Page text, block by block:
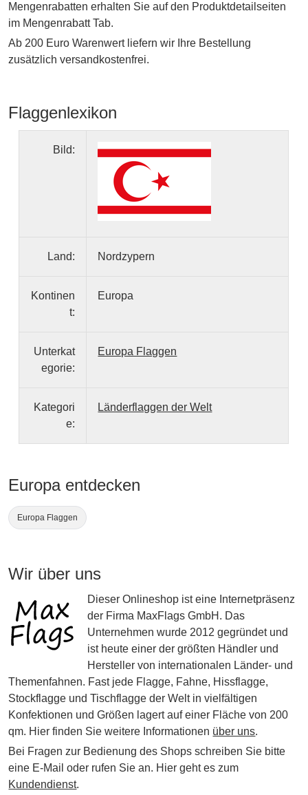
Mengenrabatten erhalten Sie auf den Produktdetailseiten
im Mengenrabatt Tab.
Ab 200 Euro Warenwert liefern wir Ihre Bestellung
zusätzlich versandkostenfrei.
Flaggenlexikon
Bild:
Land: Nordzypern
Kontinen
t:
Europa
Unterkat
egorie:
Europa Flaggen
Kategori
e:
Länderflaggen der Welt
Europa entdecken
Europa Flaggen
Wir über uns
Dieser Onlineshop ist eine Internetpräsenz
der Firma MaxFlags GmbH. Das
Unternehmen wurde 2012 gegründet und
ist heute einer der größten Händler und
Hersteller von internationalen Länder- und
Themenfahnen. Fast jede Flagge, Fahne, Hissflagge,
Stockflagge und Tischflagge der Welt in vielfältigen
Konfektionen und Größen lagert auf einer Fläche von 200
qm. Hier finden Sie weitere Informationen über uns.
Bei Fragen zur Bedienung des Shops schreiben Sie bitte
eine E-Mail oder rufen Sie an. Hier geht es zum
Kundendienst.